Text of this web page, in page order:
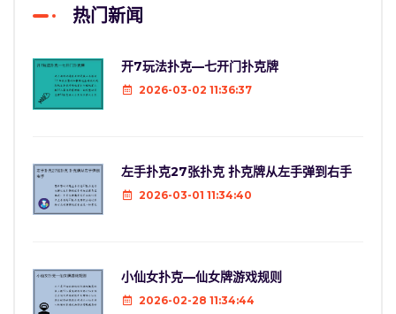
热门新闻
开7玩法扑克—七开门扑克牌
2026-03-02 11:36:37
左手扑克27张扑克 扑克牌从左手弹到右手
2026-03-01 11:34:40
小仙女扑克—仙女牌游戏规则
2026-02-28 11:34:44